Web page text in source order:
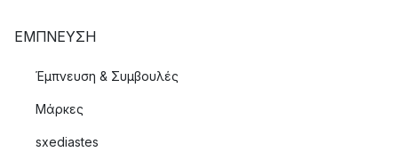
ΈΜΠΝΕΥΣΗ
Έμπνευση & Συμβουλές
Μάρκες
sxediastes